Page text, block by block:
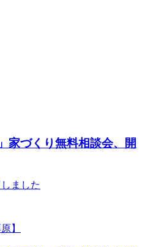
家づくり無料相談会、開
ました
】